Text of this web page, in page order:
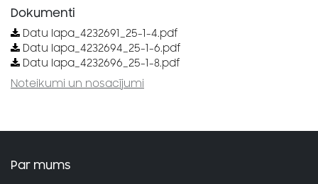
Dokumenti
Datu lapa_4232691_25-1-4.pdf
Datu lapa_4232694_25-1-6.pdf
Datu lapa_4232696_25-1-8.pdf
Noteikumi un nosacījumi
Par mums